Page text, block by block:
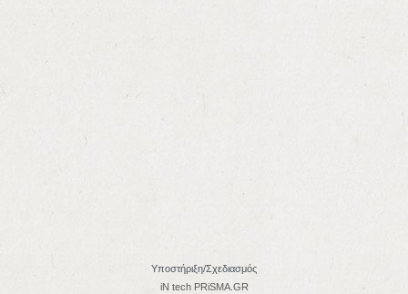
Υποστήριξη/Σχεδιασμός
iN tech PRiSMA.GR